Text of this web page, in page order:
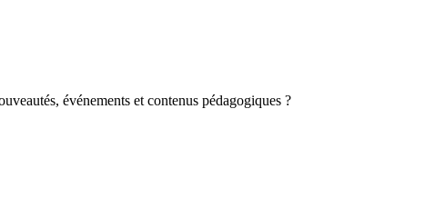
événements et contenus pédagogiques ?